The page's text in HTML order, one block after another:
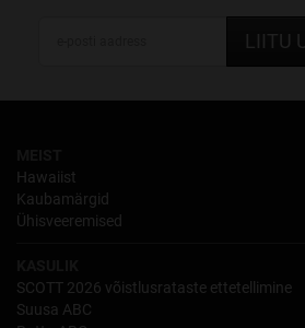
LIITU
Hawaiist
Kaubamärgid
Ühisveeremised
SCOTT 2026 võistlusrataste ettetellimine
Suusa ABC